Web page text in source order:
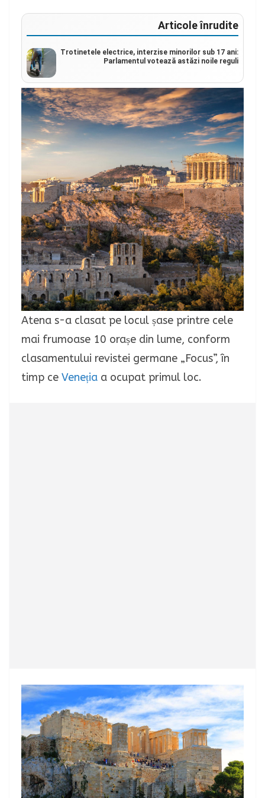
Articole înrudite
Trotinetele electrice, interzise minorilor sub 17 ani:
Parlamentul votează astăzi noile reguli
Atena s-a clasat pe locul șase printre cele
mai frumoase 10 orașe din lume, conform
clasamentului revistei germane „Focus”, în
timp ce Veneția a ocupat primul loc.